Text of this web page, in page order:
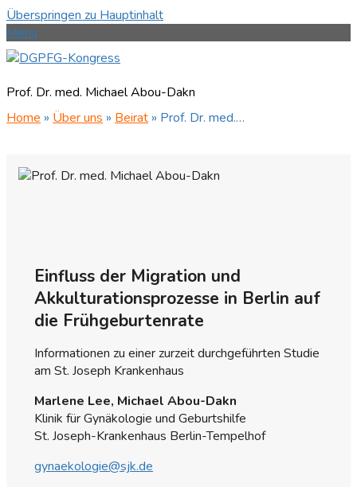
Überspringen zu Hauptinhalt
Menü
Prof. Dr. med. Michael Abou-Dakn
Home » Über uns » Beirat » Prof. Dr. med.…
Einfluss der Migration und
Akkulturationsprozesse in Berlin auf
die Frühgeburtenrate
Informationen zu einer zurzeit durchgeführten Studie
am St. Joseph Krankenhaus
Marlene Lee, Michael Abou-Dakn
Klinik für Gynäkologie und Geburtshilfe
St. Joseph-Krankenhaus Berlin-Tempelhof
gynaekologie@sjk.de